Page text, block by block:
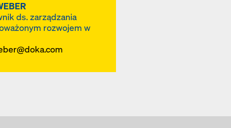
ds. zarządzania
rozwojem w